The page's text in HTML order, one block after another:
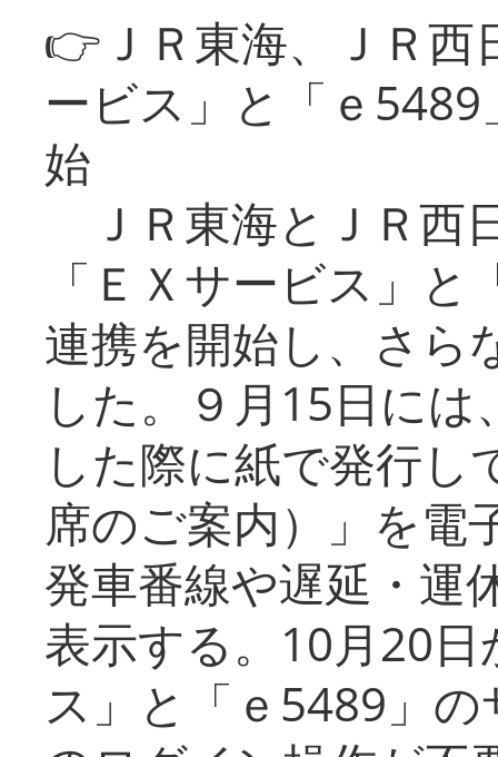
👉ＪＲ東海、ＪＲ
ービス」と「ｅ
始
ＪＲ東海とＪＲ西
「ＥＸサービス」
連携を開始し、さら
した。９月15日に
した際に紙で発行し
席のご案内）」を電
発車番線や遅延・運
表示する。10月20
ス」と「ｅ5489」